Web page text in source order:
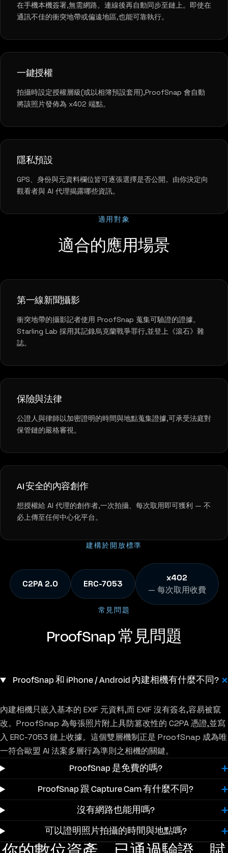
在手機本機簽署,無需網路。連線後再自動同步至鏈上。即使在
通訊不佳的衝突地帶或偏遠地區,也能可靠執行。
一鍵授權
拍攝時設定授權層級(或以相簿預設套用),ProofSnap 會自動
將該照片發佈為 x402 端點。
隱私預設
GPS、身份與元資料欄位皆可逐張選擇是否公開。由你決定向
觀看者與 AI 代理揭露哪些資訊。
適用對象
適合的應用場景
第一線新聞攝影
衝突地帶的攝影記者使用 ProofSnap 蒐集可驗證的證據。
Starling Lab 採用其記錄烏克蘭戰爭罪行,並登上《滾石》雜
誌。
保險與法律
公證人與律師以加密證明的時間與地點蒐集證據,可承受法庭對
保管鏈的嚴格審視。
AI 安全的內容創作
想授權給 AI 代理的創作者,一次拍攝、每次取用即可獲利 — 不
必上傳至任何中心化平台。
建構於開放標準
C2PA 2.0 ERC-7053
x402
— 每次取用收費
常見問題
ProofSnap 常見問題
ProofSnap 和 iPhone / Android 內建相機有什麼不同?
內建相機只嵌入基本的 EXIF 元資料,而 EXIF 沒有簽名,容易被竄
改。ProofSnap 為每張照片附上具防篡改性的 C2PA 憑證,並寫
入 ERC-7053 鏈上收據。這個雙層機制正是 ProofSnap 成為唯
一符合歐盟 AI 法案多層行為準則之相機的關鍵。
ProofSnap 是免費的嗎?
ProofSnap 跟 Capture Cam 有什麼不同?
沒有網路也能用嗎?
可以證明照片拍攝的時間與地點嗎?